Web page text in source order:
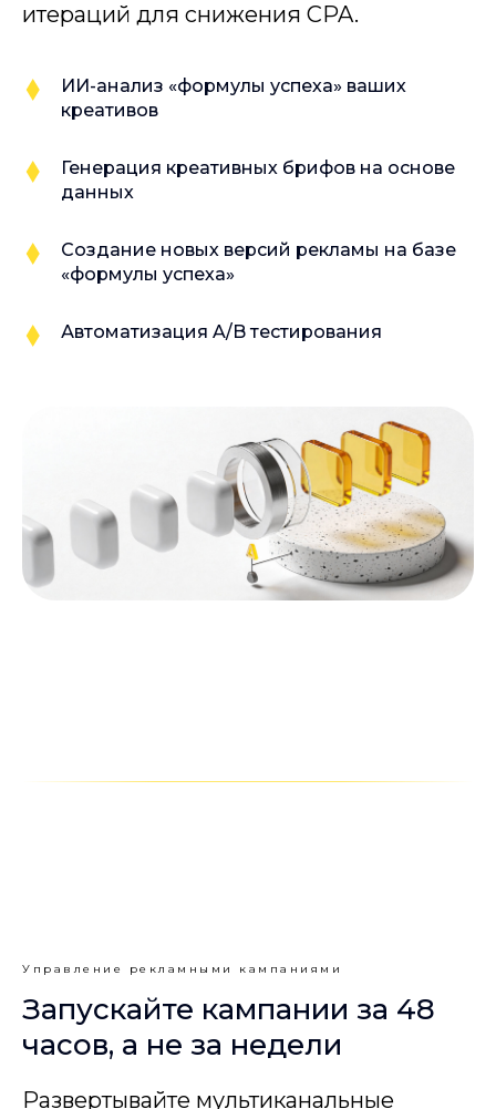
итераций для снижения CPA.
ИИ-анализ «формулы успеха» ваших
креативов
Генерация креативных брифов на основе
данных
Создание новых версий рекламы на базе
«формулы успеха»
Автоматизация A/B тестирования
Управление рекламными кампаниями
Запускайте кампании за 48
часов, а не за недели
Развертывайте мультиканальные